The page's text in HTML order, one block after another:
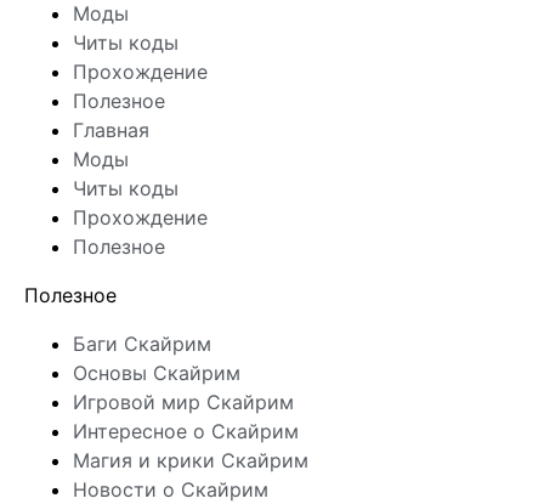
Моды
Читы коды
Прохождение
Полезное
Главная
Моды
Читы коды
Прохождение
Полезное
Полезное
Баги Скайрим
Основы Скайрим
Игровой мир Скайрим
Интересное о Скайрим
Магия и крики Скайрим
Новости о Скайрим